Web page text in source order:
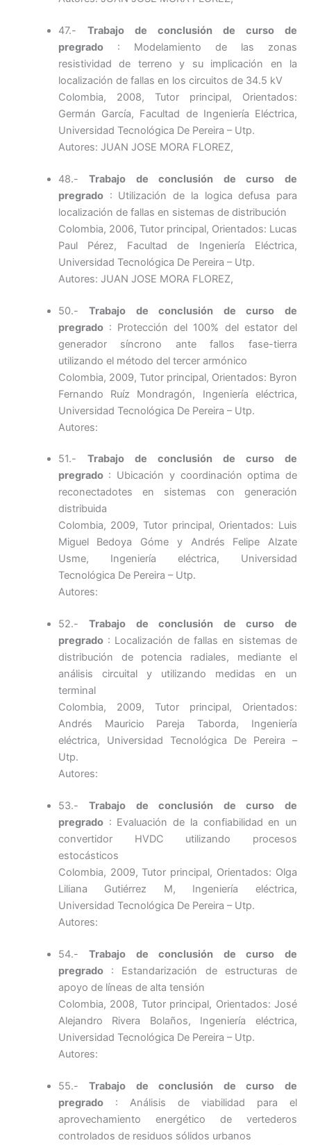
47.- Trabajo de conclusión de curso de
pregrado: Modelamiento de las zonas
resistividad de terreno y su implicación en la
localización de fallas en los circuitos de 34.5 kV
Colombia, 2008, Tutor principal, Orientados:
Germán García, Facultad de Ingeniería Eléctrica,
Universidad Tecnológica De Pereira – Utp.
Autores: JUAN JOSE MORA FLOREZ,
48.-Trabajo de conclusión de curso de
pregrado: Utilización de la logica defusa para
localización de fallas en sistemas de distribución
Colombia, 2006, Tutor principal, Orientados: Lucas
Paul Pérez, Facultad de Ingeniería Eléctrica,
Universidad Tecnológica De Pereira – Utp.
Autores: JUAN JOSE MORA FLOREZ,
50.-Trabajo de conclusión de curso de
pregrado: Protección del 100% del estator del
generador síncrono ante fallos fase-tierra
utilizando el método del tercer armónico
Colombia, 2009, Tutor principal, Orientados: Byron
Fernando Ruíz Mondragón, Ingeniería eléctrica,
Universidad Tecnológica De Pereira – Utp.
Autores:
51.- Trabajo de conclusión de curso de
pregrado: Ubicación y coordinación optima de
reconectadotes en sistemas con generación
distribuida
Colombia, 2009, Tutor principal, Orientados: Luis
Miguel Bedoya Góme y Andrés Felipe Alzate
Usme, Ingeniería eléctrica, Universidad
Tecnológica De Pereira – Utp.
Autores:
52.-Trabajo de conclusión de curso de
pregrado: Localización de fallas en sistemas de
distribución de potencia radiales, mediante el
análisis circuital y utilizando medidas en un
terminal
Colombia, 2009, Tutor principal, Orientados:
Andrés Mauricio Pareja Taborda, Ingeniería
eléctrica, Universidad Tecnológica De Pereira –
Utp.
Autores:
53.-Trabajo de conclusión de curso de
pregrado: Evaluación de la confiabilidad en un
convertidor HVDC utilizando procesos
estocásticos
Colombia, 2009, Tutor principal, Orientados: Olga
Liliana Gutiérrez M, Ingeniería eléctrica,
Universidad Tecnológica De Pereira – Utp.
Autores:
54.-Trabajo de conclusión de curso de
pregrado: Estandarización de estructuras de
apoyo de líneas de alta tensión
Colombia, 2008, Tutor principal, Orientados: José
Alejandro Rivera Bolaños, Ingeniería eléctrica,
Universidad Tecnológica De Pereira – Utp.
Autores:
55.-Trabajo de conclusión de curso de
pregrado: Análisis de viabilidad para el
aprovechamiento energético de vertederos
controlados de residuos sólidos urbanos